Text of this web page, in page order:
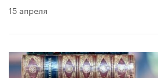
15 апреля